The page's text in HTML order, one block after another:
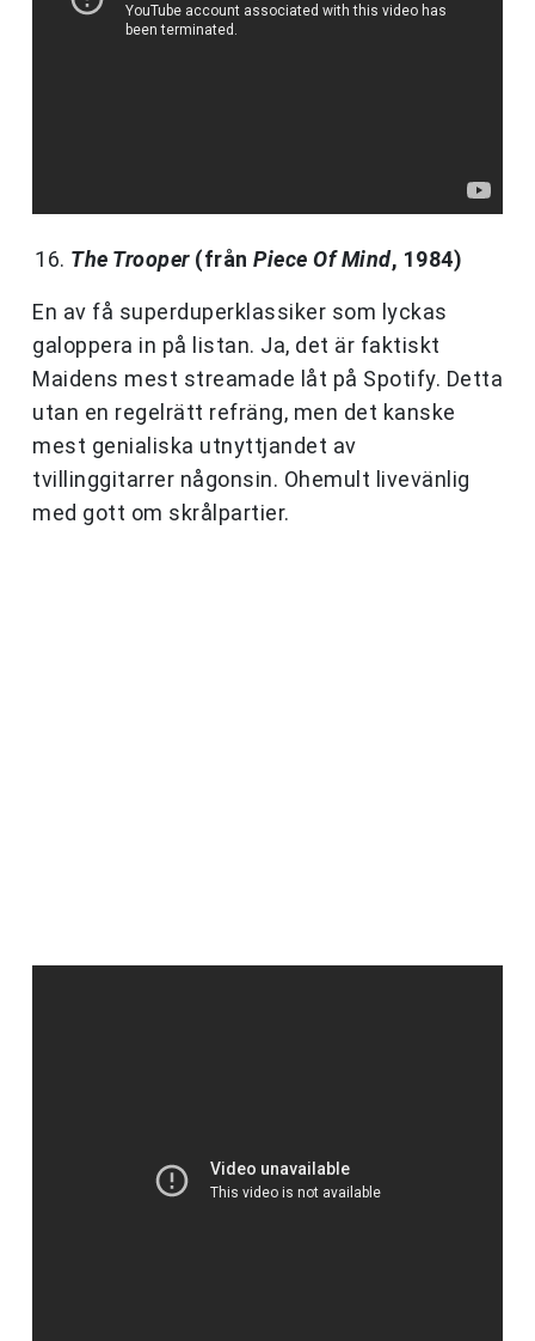
The Trooper(från Piece Of Mind, 1984)
En av få superduperklassiker som lyckas
galoppera in på listan. Ja, det är faktiskt
Maidens mest streamade låt på Spotify. Detta
utan en regelrätt refräng, men det kanske
mest genialiska utnyttjandet av
tvillinggitarrer någonsin. Ohemult livevänlig
med gott om skrålpartier.